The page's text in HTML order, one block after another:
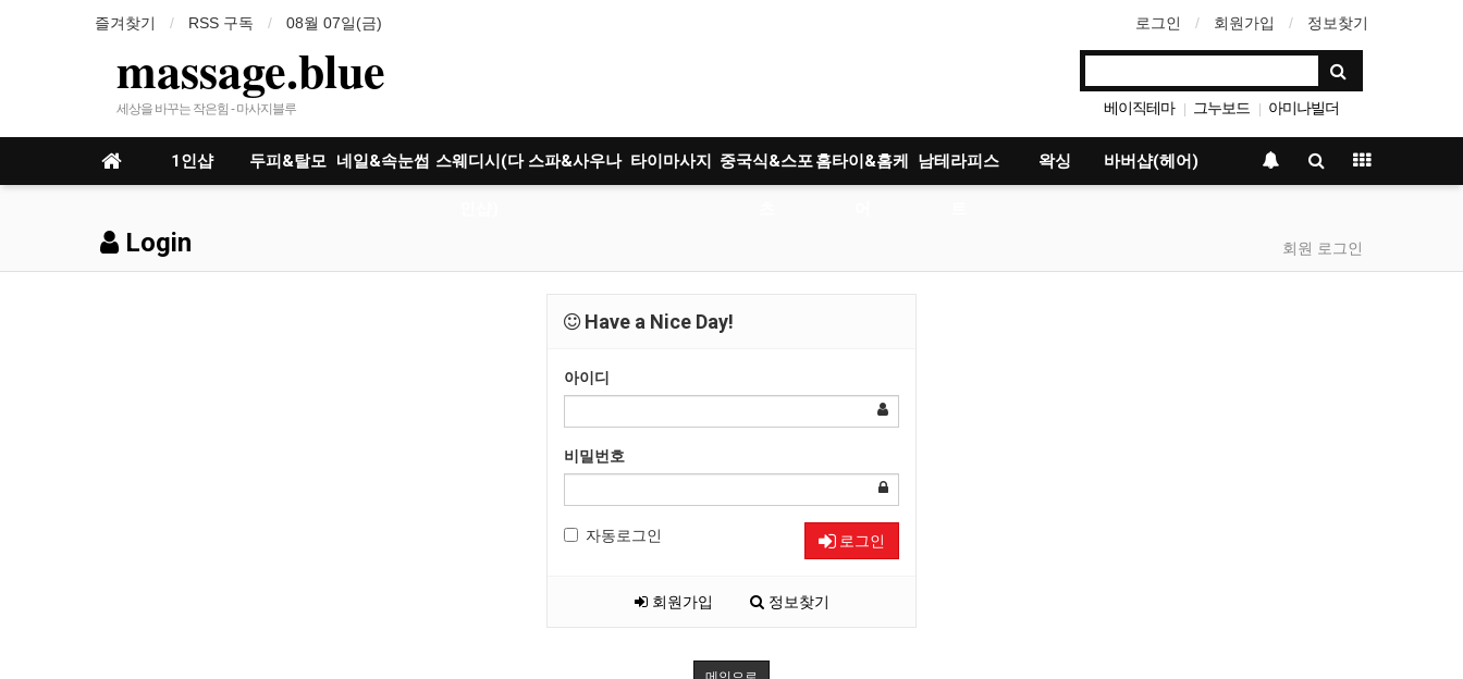
즐겨찾기 RSS 구독 08월 07일(금) 로그인 회원가입 정보찾기
massage.blue
세상을 바꾸는 작은힘 - 마사지블루 베이직테마 그누보드 아미나빌더
| 영카트
1인샵 두피&탈모 네일&속눈썹 스웨디시(다 스파&사우나 타이마사지 중국식&스포홈타이&홈케 남테라피스 왁싱 바버샵(헤어)
Login 회원 로그인
Have a Nice Day!
아이디
비밀번호
자동로그인 로그인
회원가입 정보찾기